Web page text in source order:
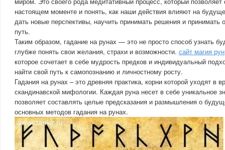
настоящем моменте и понять, как наши действия влияют на
дать новые перспективы, научить принимать решения и принимать
путь.
Таким образом, гадание на рунах — это не просто способ узнать
глубже понять свои желания, страхи и возможности. сайт магия рун
которое сочетает в себе мудрость предков и индивидуальный
найти свой путь к самопознанию и личностному росту.
Гадания на рунах – это древняя практика, корни которой уходят в
скандинавской мифологии. Каждая руна несет в себе уникальное
позволяет составлять целые предсказания и размышления о
основных методов гадания на рунах.